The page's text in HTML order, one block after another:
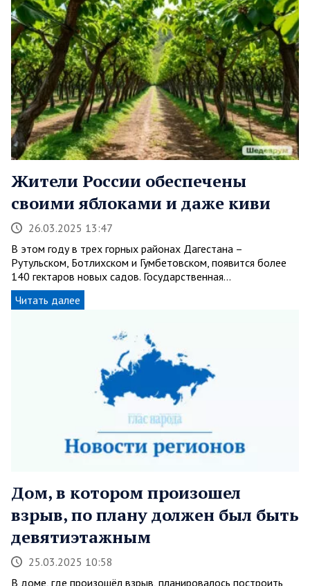
Жители России обеспечены
своими яблоками и даже киви
26.03.2025 13:47
В этом году в трех горных районах Дагестана –
Рутульском, Ботлихском и Гумбетовском, появится более
140 гектаров новых садов. Государственная…
Читать далее
Дом, в котором произошел
взрыв, по плану должен был быть
девятиэтажным
25.03.2025 10:58
В доме, где произошёл взрыв, планировалось построить